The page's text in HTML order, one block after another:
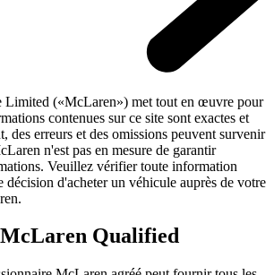
(«McLaren») met tout en œuvre pour
contenues sur ce site sont exactes et
des erreurs et des omissions peuvent survenir
n'est pas en mesure de garantir
Veuillez vérifier toute information
décision d'acheter un véhicule auprès de votre
cLaren Qualified